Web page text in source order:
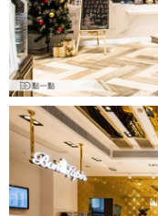
裝潢圖紙免費健檢
辦公室
其他
21~30坪
31~50坪
51坪以上
現代
簡約
休閒
北歐
古典
鄉村
預算
150萬以內
151萬~250萬
251萬以上
新北市
桃園 新竹 竹北
台中
台南 高雄
你家我家 Podcast
虛擬線上裝潢
房屋仲介方案
室內設計師方案
傢俱建材商方案
一般屋主方案
裝潢輕鬆點
2房2聽 - 基本版
2房2廳 - 精裝版
3房2聽 - 基本版
綠建材
居家風水
老屋翻新
主題精選
設計知識+
國外案例
線上賞屋
北部
台北市
新北市
桃園市
新竹市
徵設計師